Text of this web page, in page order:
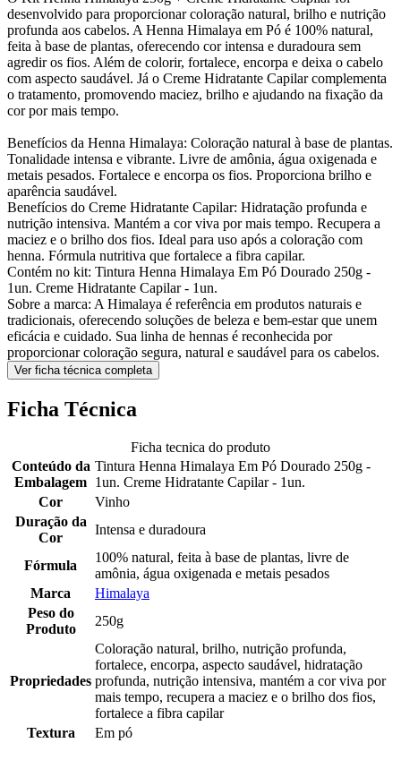
desenvolvido para proporcionar coloração natural, brilho e nutrição
profunda aos cabelos. A Henna Himalaya em Pó é 100% natural,
feita à base de plantas, oferecendo cor intensa e duradoura sem
agredir os fios. Além de colorir, fortalece, encorpa e deixa o cabelo
com aspecto saudável. Já o Creme Hidratante Capilar complementa
o tratamento, promovendo maciez, brilho e ajudando na fixação da
cor por mais tempo.
Benefícios da Henna Himalaya: Coloração natural à base de plantas.
Tonalidade intensa e vibrante. Livre de amônia, água oxigenada e
metais pesados. Fortalece e encorpa os fios. Proporciona brilho e
aparência saudável.
Benefícios do Creme Hidratante Capilar: Hidratação profunda e
nutrição intensiva. Mantém a cor viva por mais tempo. Recupera a
maciez e o brilho dos fios. Ideal para uso após a coloração com
henna. Fórmula nutritiva que fortalece a fibra capilar.
Contém no kit: Tintura Henna Himalaya Em Pó Dourado 250g -
1un. Creme Hidratante Capilar - 1un.
Sobre a marca: A Himalaya é referência em produtos naturais e
tradicionais, oferecendo soluções de beleza e bem-estar que unem
eficácia e cuidado. Sua linha de hennas é reconhecida por
proporcionar coloração segura, natural e saudável para os cabelos.
Ver ficha técnica completa
Ficha Técnica
Ficha tecnica do produto
Conteúdo da
Embalagem
Tintura Henna Himalaya Em Pó Dourado 250g -
1un. Creme Hidratante Capilar - 1un.
Cor
Vinho
Duração da
Cor
Intensa e duradoura
Fórmula
100% natural, feita à base de plantas, livre de
amônia, água oxigenada e metais pesados
Marca
Himalaya
Peso do
Produto
250g
Propriedades
Coloração natural, brilho, nutrição profunda,
fortalece, encorpa, aspecto saudável, hidratação
profunda, nutrição intensiva, mantém a cor viva por
mais tempo, recupera a maciez e o brilho dos fios,
fortalece a fibra capilar
Textura
Em pó